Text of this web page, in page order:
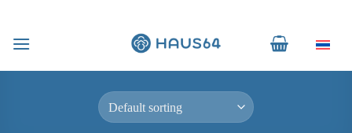
content